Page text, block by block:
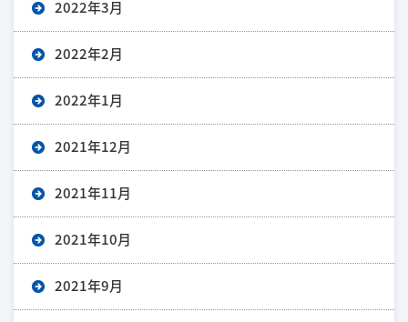
2022年3月
2022年2月
2022年1月
2021年12月
2021年11月
2021年10月
2021年9月